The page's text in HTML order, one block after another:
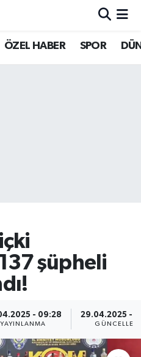
ÖZEL HABER SPOR
şüpheli
- 09:28
YAYINLANMA
29.04.2025 -